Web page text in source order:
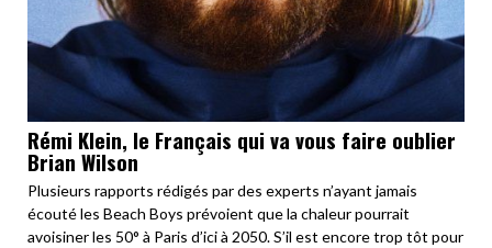
Rémi Klein, le Français qui va vous faire oublier
Brian Wilson
Plusieurs rapports rédigés par des experts n’ayant jamais
écouté les Beach Boys prévoient que la chaleur pourrait
avoisiner les 50° à Paris d’ici à 2050. S’il est encore trop tôt pour